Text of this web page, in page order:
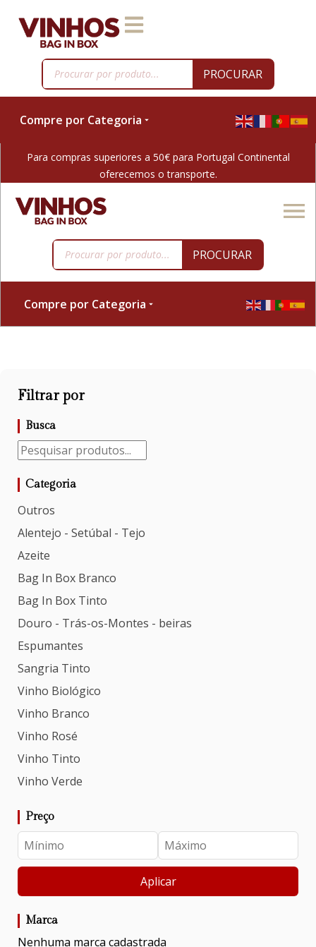
PROCURAR
Compre por Categoria
Para compras superiores a 50€ para Portugal Continental
oferecemos o transporte.
PROCURAR
Compre por Categoria
Filtrar por
Busca
Categoria
Outros
Alentejo - Setúbal - Tejo
Azeite
Bag In Box Branco
Bag In Box Tinto
Douro - Trás-os-Montes - beiras
Espumantes
Sangria Tinto
Vinho Biológico
Vinho Branco
Vinho Rosé
Vinho Tinto
Vinho Verde
Preço
Aplicar
Marca
Nenhuma marca cadastrada